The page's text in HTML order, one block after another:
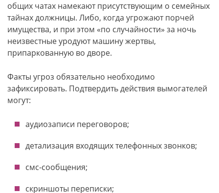
общих чатах намекают присутствующим о семейных
тайнах должницы. Либо, когда угрожают порчей
имущества, и при этом «по случайности» за ночь
неизвестные уродуют машину жертвы,
припаркованную во дворе.
Факты угроз обязательно необходимо
зафиксировать. Подтвердить действия вымогателей
могут:
аудиозаписи переговоров;
детализация входящих телефонных звонков;
смс-сообщения;
скриншоты переписки;